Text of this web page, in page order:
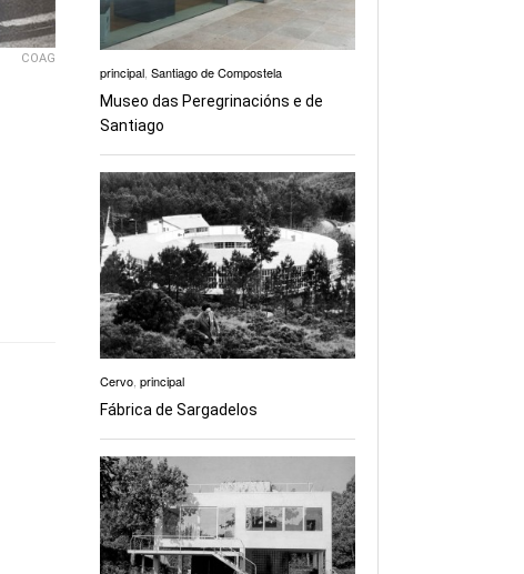
COAG
principal Santiago de Compostela
Museo das Peregrinacións e de
Santiago
Cervo principal
Fábrica de Sargadelos